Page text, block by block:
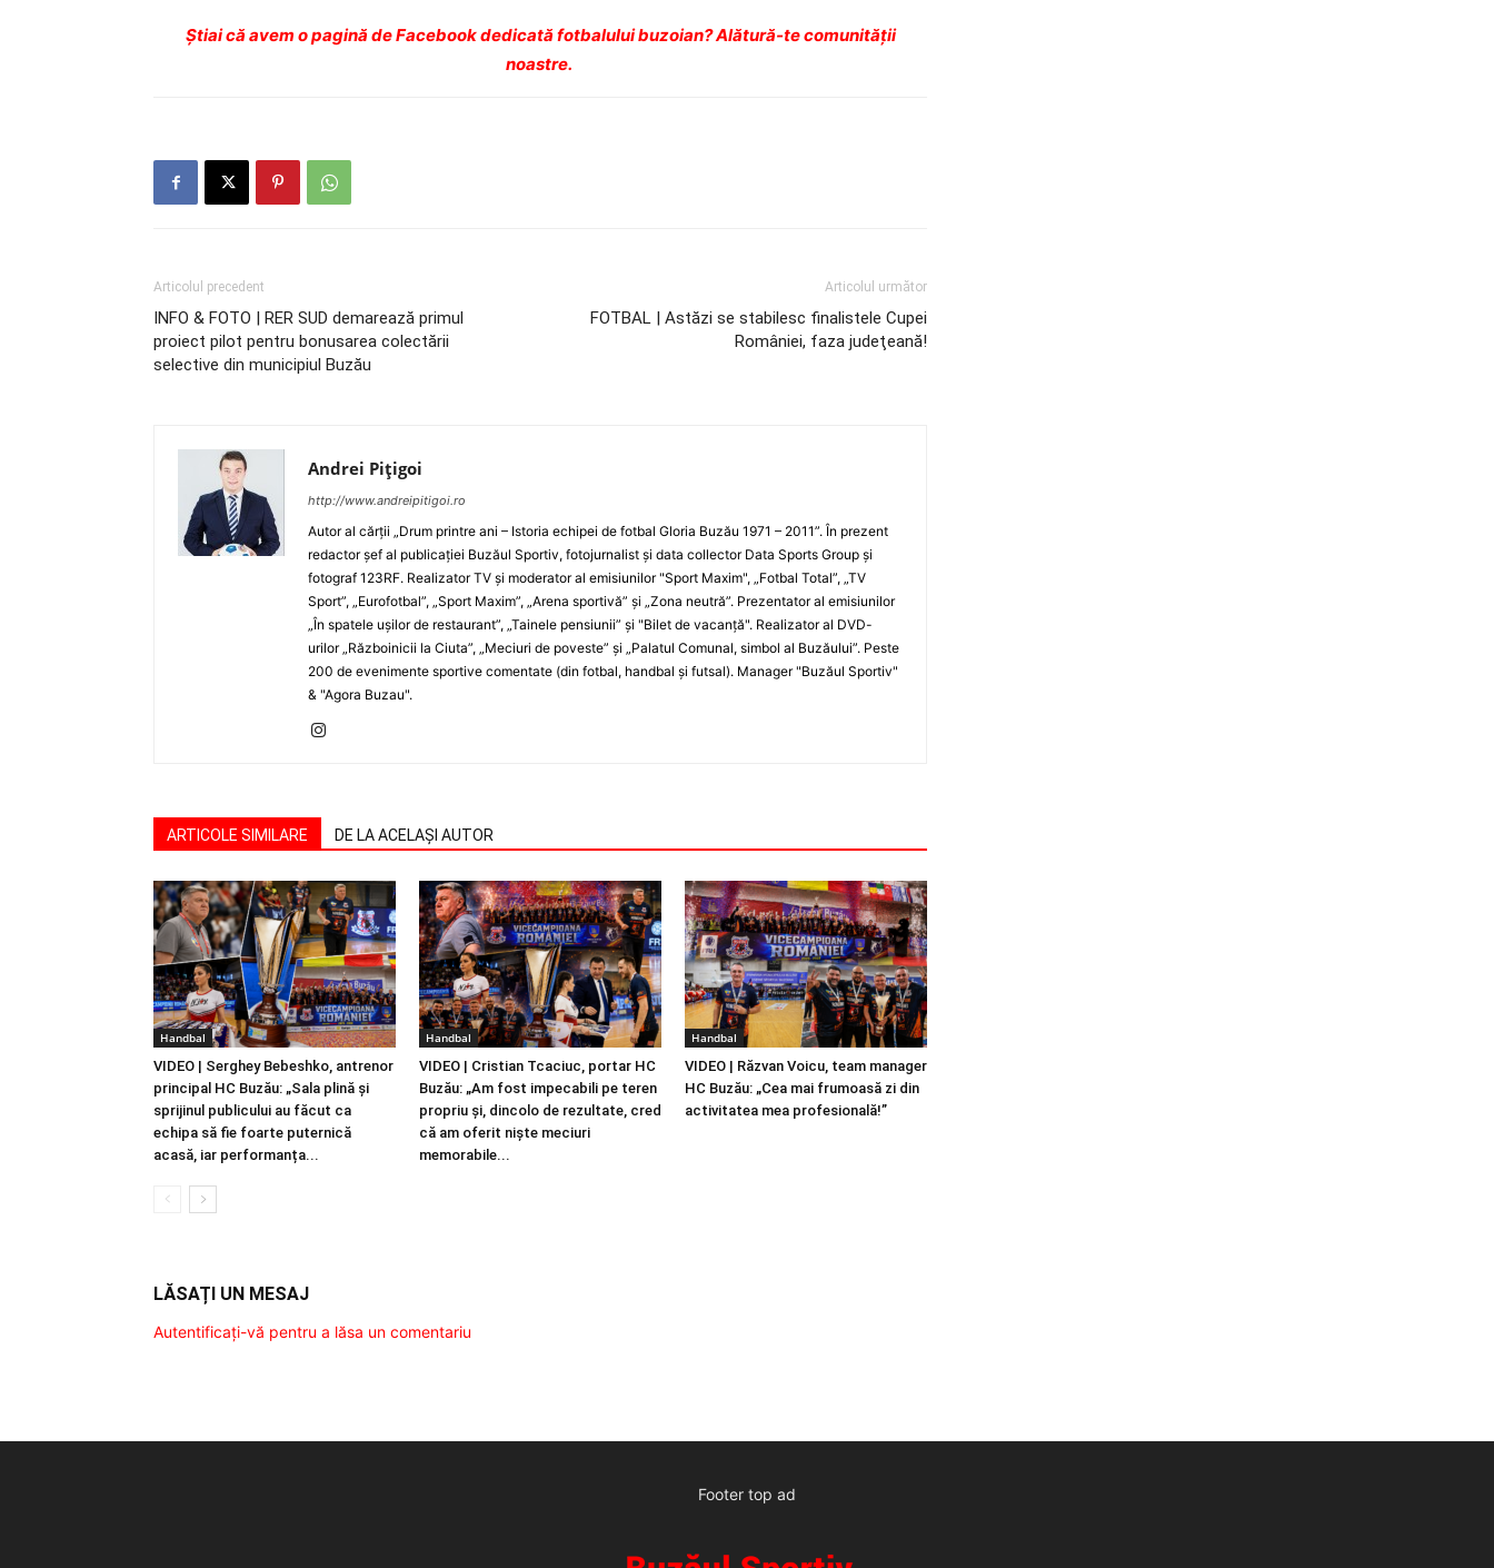
Ştiai că avem o pagină de Facebook dedicată fotbalului buzoian? Alătură-te comunității
noastre.
Articolul precedent
INFO & FOTO | RER SUD demarează primul
proiect pilot pentru bonusarea colectării
selective din municipiul Buzău
Articolul următor
FOTBAL | Astăzi se stabilesc finalistele Cupei
României, faza judeţeană!
Andrei Pițigoi
http://www.andreipitigoi.ro
Autor al cărţii „Drum printre ani – Istoria echipei de fotbal Gloria Buzău 1971 – 2011”. În prezent
redactor şef al publicaţiei Buzăul Sportiv, fotojurnalist şi data collector Data Sports Group şi
fotograf 123RF. Realizator TV şi moderator al emisiunilor "Sport Maxim", „Fotbal Total”, „TV
Sport”, „Eurofotbal”, „Sport Maxim”, „Arena sportivă” şi „Zona neutră”. Prezentator al emisiunilor
„În spatele uşilor de restaurant”, „Tainele pensiunii” şi "Bilet de vacanţă". Realizator al DVD-
urilor „Războinicii la Ciuta”, „Meciuri de poveste” şi „Palatul Comunal, simbol al Buzăului”. Peste
200 de evenimente sportive comentate (din fotbal, handbal şi futsal). Manager "Buzăul Sportiv"
& "Agora Buzau".
ARTICOLE SIMILARE DE LA ACELAȘI AUTOR
Handbal
VIDEO | Serghey Bebeshko, antrenor
principal HC Buzău: „Sala plină și
sprijinul publicului au făcut ca
echipa să fie foarte puternică
acasă, iar performanța...
Handbal
VIDEO | Cristian Tcaciuc, portar HC
Buzău: „Am fost impecabili pe teren
propriu și, dincolo de rezultate, cred
că am oferit niște meciuri
memorabile...
Handbal
VIDEO | Răzvan Voicu, team manager
HC Buzău: „Cea mai frumoasă zi din
activitatea mea profesională!”
LĂSAȚI UN MESAJ
Autentificați-vă pentru a lăsa un comentariu
Footer top ad